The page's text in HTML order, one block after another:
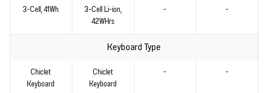
3-Cell, 41Wh
3-Cell Li-ion,
42WHrs
- -
Keyboard Type
Chiclet
Keyboard
Chiclet
Keyboard
- -